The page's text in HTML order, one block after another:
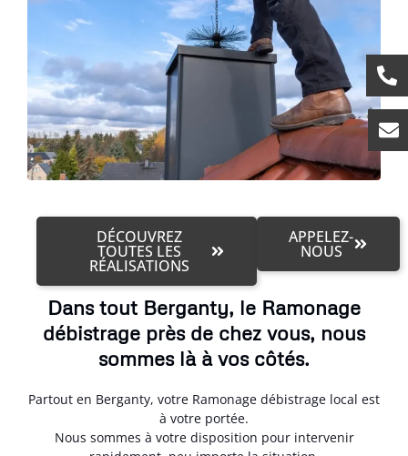
DÉCOUVREZ
TOUTES LES
RÉALISATIONS
APPELEZ-
NOUS
Dans tout Berganty, le Ramonage
débistrage près de chez vous, nous
sommes là à vos côtés.
Partout en Berganty, votre Ramonage débistrage local est
à votre portée.
Nous sommes à votre disposition pour intervenir